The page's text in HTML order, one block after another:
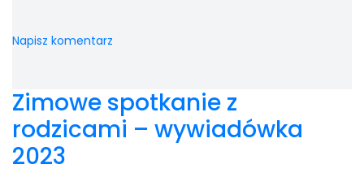
Napisz komentarz
Zimowe spotkanie z
rodzicami – wywiadówka
2023